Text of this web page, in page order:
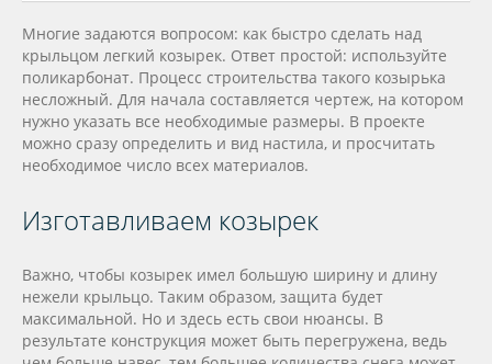
Многие задаются вопросом: как быстро сделать над
крыльцом легкий козырек. Ответ простой: используйте
поликарбонат. Процесс строительства такого козырька
несложный. Для начала составляется чертеж, на котором
нужно указать все необходимые размеры. В проекте
можно сразу определить и вид настила, и просчитать
необходимое число всех материалов.
Изготавливаем козырек
Важно, чтобы козырек имел большую ширину и длину
нежели крыльцо. Таким образом, защита будет
максимальной. Но и здесь есть свои нюансы. В
результате конструкция может быть перегружена, ведь